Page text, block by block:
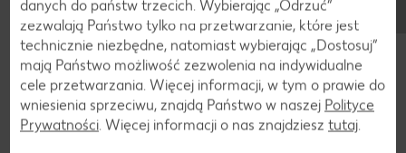
Dołącz do nas na FB, Instagramie i TikToku!
danych do państw trzecich. Wybierając „Odrzuć“
zezwalają Państwo tylko na przetwarzanie, które jest
technicznie niezbędne, natomiast wybierając „Dostosuj”
mają Państwo możliwość zezwolenia na indywidualne
cele przetwarzania. Więcej informacji, w tym o prawie do
wniesienia sprzeciwu, znajdą Państwo w naszej Polityce
Prywatności. Więcej informacji o nas znajdziesz tutaj.